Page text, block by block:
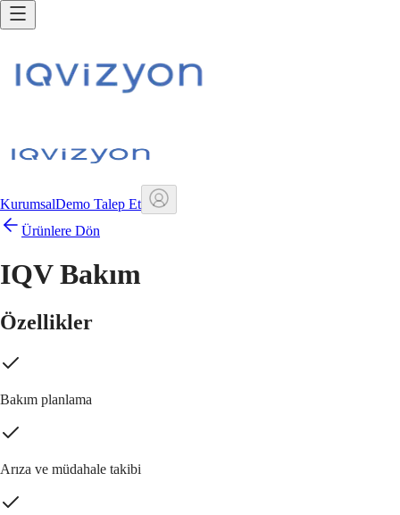
KurumsalDemo Talep Et
Ürünlere Dön
IQV Bakım
Özellikler
Bakım planlama
Arıza ve müdahale takibi